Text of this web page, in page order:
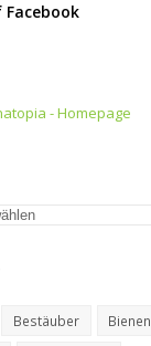
Facebook
- Homepage
Bestäuber
Bienen